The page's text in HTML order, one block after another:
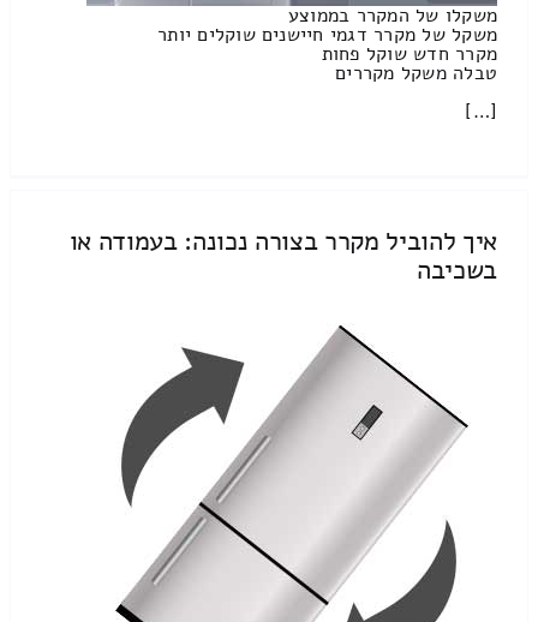
משקלו של המקרר בממוצע
משקל של מקרר דגמי חיישנים שוקלים יותר
מקרר חדש שוקל פחות
טבלה משקל מקררים
[…]
איך להוביל מקרר בצורה נכונה: בעמודה או
בשכיבה